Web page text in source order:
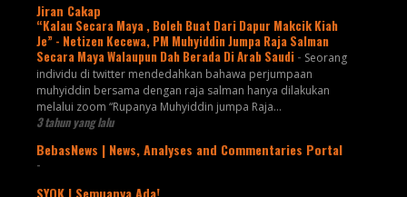
Jiran Cakap
“Kalau Secara Maya , Boleh Buat Dari Dapur Makcik Kiah
Je” - Netizen Kecewa, PM Muhyiddin Jumpa Raja Salman
Secara Maya Walaupun Dah Berada Di Arab Saudi - Seorang
individu di twitter mendedahkan bahawa perjumpaan
muhyiddin bersama dengan raja salman hanya dilakukan
melalui zoom “Rupanya Muhyiddin jumpa Raja...
3 tahun yang lalu
BebasNews | News, Analyses and Commentaries Portal
-